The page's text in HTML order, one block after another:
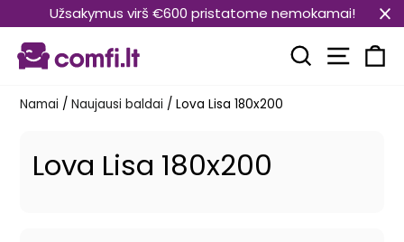
prie
turinio
Užsakymus virš €600 pristatome nemokamai!
Paieška
Namai / Naujausi baldai / Lova Lisa 180x200
Lova Lisa 180x200